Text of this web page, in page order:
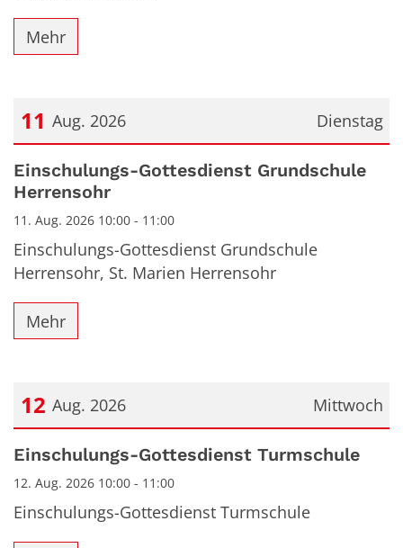
Mehr
Dienstag
11 Aug. 2026
Datum: 11. August 2026
Einschulungs-Gottesdienst Grundschule
Herrensohr
11. Aug. 2026 10:00 - 11:00
Einschulungs-Gottesdienst Grundschule
Herrensohr, St. Marien Herrensohr
Mehr
Mittwoch
12 Aug. 2026
Datum: 12. August 2026
Einschulungs-Gottesdienst Turmschule
12. Aug. 2026 10:00 - 11:00
Einschulungs-Gottesdienst Turmschule